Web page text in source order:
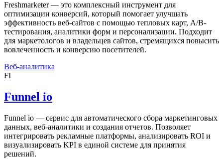
Freshmarketer — это комплексный инструмент для
оптимизации конверсий, который помогает улучшать
эффективность веб-сайтов с помощью тепловых карт, A/B-
тестирования, аналитики форм и персонализации. Подходит
для маркетологов и владельцев сайтов, стремящихся повысить
вовлеченность и конверсию посетителей.
Веб-аналитика
FI
Funnel io
Funnel io — сервис для автоматического сбора маркетинговых
данных, веб-аналитики и создания отчетов. Позволяет
интегрировать рекламные платформы, анализировать ROI и
визуализировать KPI в единой системе для принятия
решений.